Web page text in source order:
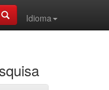
Idioma